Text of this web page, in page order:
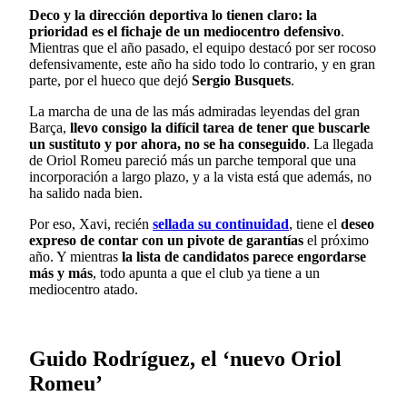
Deco y la dirección deportiva lo tienen claro: la
prioridad es el fichaje de un mediocentro defensivo.
Mientras que el año pasado, el equipo destacó por ser rocoso
defensivamente, este año ha sido todo lo contrario, y en gran
parte, por el hueco que dejó Sergio Busquets.
La marcha de una de las más admiradas leyendas del gran
Barça, llevo consigo la difícil tarea de tener que buscarle
un sustituto y por ahora, no se ha conseguido. La llegada
de Oriol Romeu pareció más un parche temporal que una
incorporación a largo plazo, y a la vista está que además, no
ha salido nada bien.
Por eso, Xavi, recién sellada su continuidad, tiene el deseo
expreso de contar con un pivote de garantías el próximo
año. Y mientras la lista de candidatos parece engordarse
más y más, todo apunta a que el club ya tiene a un
mediocentro atado.
Guido Rodríguez, el ‘nuevo Oriol
Romeu’